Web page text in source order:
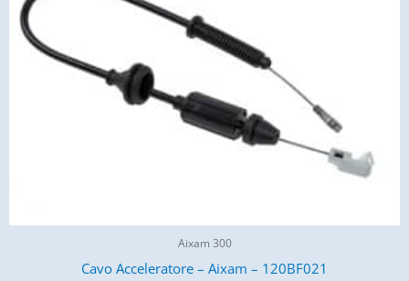
Aixam 300
Cavo Acceleratore – Aixam – 120BF021